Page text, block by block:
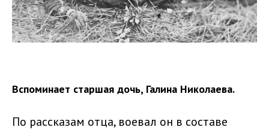
Вспоминает старшая дочь, Галина Николаева.
По рассказам отца, воевал он в составе